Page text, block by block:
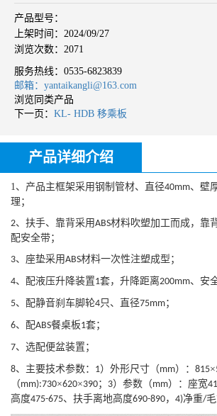
产品型号：
上架时间：2024/09/27
浏览次数：2071
服务热线： 0535-6823839
邮箱：yantaikangli@163.com
浏览同类产品
下一页： KL- HDB 移乘板
产品详细介绍
1、 产品主框架采用钢制管材、 直径40mm、 壁
理；
2、扶手、靠背采用ABS材料吹塑加工而成，靠
配安全带；
3、 座垫采用ABS材料一次性注塑成型 ；
4、配液压升降装置1套，升降距离200mm、安
5、配静音刹车脚轮4只 、直径75mm；
6、配ABS餐桌板1套；
7、选配便盆装置；
8、 主要技术参数： 1） 外形尺寸（mm）： 815×
（mm):730×620×390； 3）参数 （mm） ：座宽
高度475-675、扶手离地高度690-890， 4)净重/